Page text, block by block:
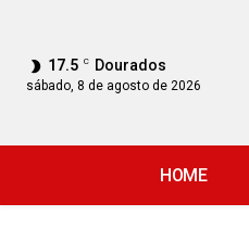
17.5 C Dourados
sábado, 8 de agosto de 2026
HOME